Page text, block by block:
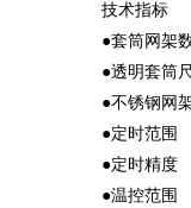
技术指标
●套筒网
●透明套
●不锈钢
●定时范
●定时精
●温控范